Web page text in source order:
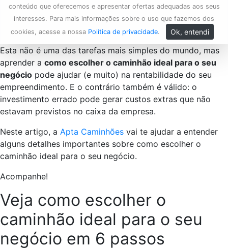
conteúdo que oferecemos e apresentar ofertas adequadas aos seus
interesses. Para mais informações sobre o uso que fazemos dos
cookies, acesse a nossa Política de privacidade. Ok, entendi
Esta não é uma das tarefas mais simples do mundo, mas
aprender a como escolher o caminhão ideal para o seu
negócio pode ajudar (e muito) na rentabilidade do seu
empreendimento. E o contrário também é válido: o
investimento errado pode gerar custos extras que não
estavam previstos no caixa da empresa.
Neste artigo, a Apta Caminhões vai te ajudar a entender
alguns detalhes importantes sobre como escolher o
caminhão ideal para o seu negócio.
Acompanhe!
Veja como escolher o
caminhão ideal para o seu
negócio em 6 passos